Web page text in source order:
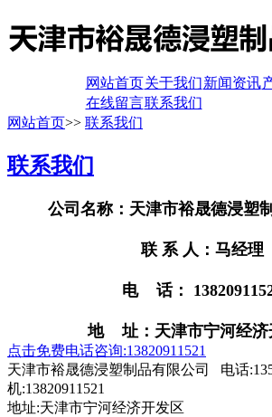
网站首页关于我们新闻资讯
在线留言联系我们
网站首页>> 联系我们
联系我们
公司名称：天津市裕晟德浸塑
联 系 人：马经理
电 话：
地 址：天津市宁河经济
点击免费电话咨询:13820911521
天津市裕晟德浸塑制品有限公司 电话
机:13820911521
地址:天津市宁河经济开发区